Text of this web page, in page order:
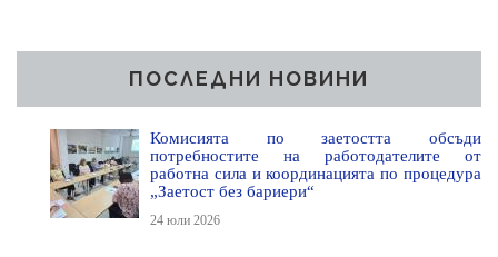
ПОСЛЕДНИ НОВИНИ
Комисията по заетостта обсъди
потребностите на работодателите от
работна сила и координацията по процедура
„Заетост без бариери“
24 юли 2026